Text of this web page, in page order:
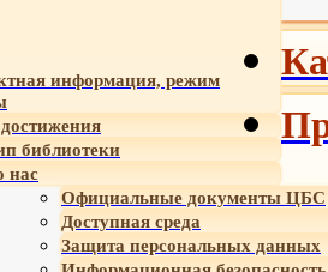
информация, режим
библиотеки
нас
Официальные документы ЦБС
Доступная среда
Защита персональных данных